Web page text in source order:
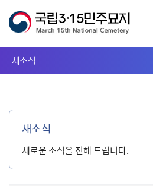
새소식
새소식
새로운 소식을 전해 드립니다.